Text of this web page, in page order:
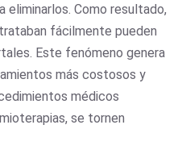
eliminarlos. Como resultado,
fácilmente pueden
Este fenómeno genera
más costosos y
médicos
se tornen